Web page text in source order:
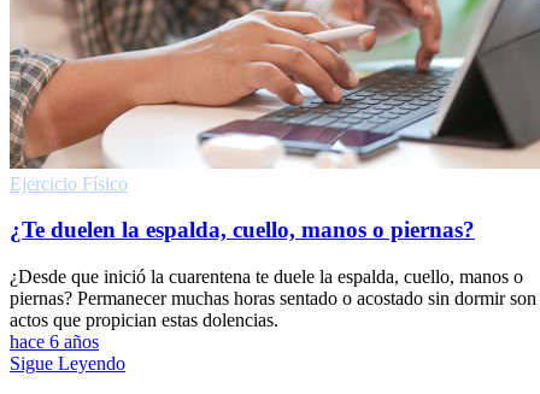
Ejercicio Fí­sico
¿Te duelen la espalda, cuello, manos o piernas?
¿Desde que inició la cuarentena te duele la espalda, cuello, manos o
piernas? Permanecer muchas horas sentado o acostado sin dormir son
actos que propician estas dolencias.
hace 6 años
Sigue Leyendo